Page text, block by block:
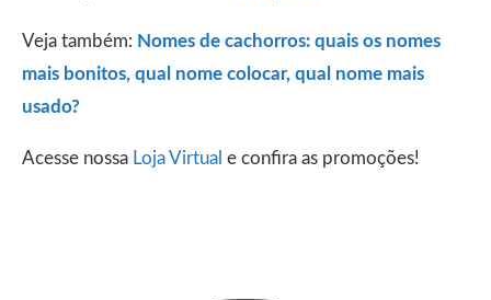
Veja também: Nomes de cachorros: quais os nomes
mais bonitos, qual nome colocar, qual nome mais
usado?
Acesse nossa Loja Virtual e confira as promoções!